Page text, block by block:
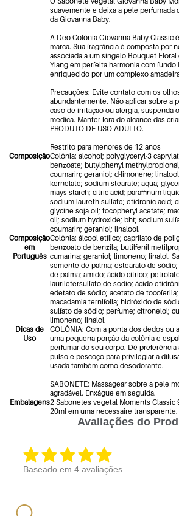
suavemente e deixa a pele perfumada
da Giovanna Baby.
A Deo Colônia Giovanna Baby Classic
marca. Sua fragrância é composta por
associada a um singelo Bouquet Floral
Ylang em perfeita harmonia com fundo
enriquecido por um complexo
Precauções: Evite contato com os
abundantemente. Não aplicar sobre a
caso de irritação ou alergia, suspenda
médica. Manter fora do alcance das
PRODUTO DE USO ADULTO.
Restrito para menores de 12 anos
ComposiçãoColônia: alcohol; polyglyceryl-3
benzoate; butylphenyl
coumarin; geraniol; d-limonene;
kernelate; sodium stearate; aqua;
mays starch; citric acid; paraffinum
sodium laureth sulfate; etidronic acid;
glycine soja oil; tocopheryl acetate;
oil; sodium hydroxide; bht; sodium
coumarin; geraniol; linalool.
Composição
em
Português
Colônia: álcool etílico; caprilato de
benzoato de benzila; butilfenil
cumarina; geraniol; limoneno; linalol.
semente de palma; estearato de
de palma; amido; ácido cítrico;
lauriletersulfato de sódio; ácido
edetato de sódio; acetato de
macadamia ternifolia; hidróxido de
sulfato de sódio; perfume; citronelol;
limoneno; linalol.
Dicas de
Uso
COLÔNIA: Com a ponta dos dedos ou
uma pequena porção da colônia e
perfumar do seu corpo. Dê preferência
pulso e pescoço para privilegiar a
usada também como desodorante.
SABONETE: Massagear sobre a pele
agradável. Enxágue em seguida.
Embalagens2 Sabonetes vegetal Moments Classic
20ml em uma necessaire transparente.
Avaliações do
Baseado em 4 avaliações